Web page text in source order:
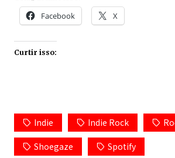
Facebook X
Curtir isso:
Indie Indie Rock
Shoegaze Spotify